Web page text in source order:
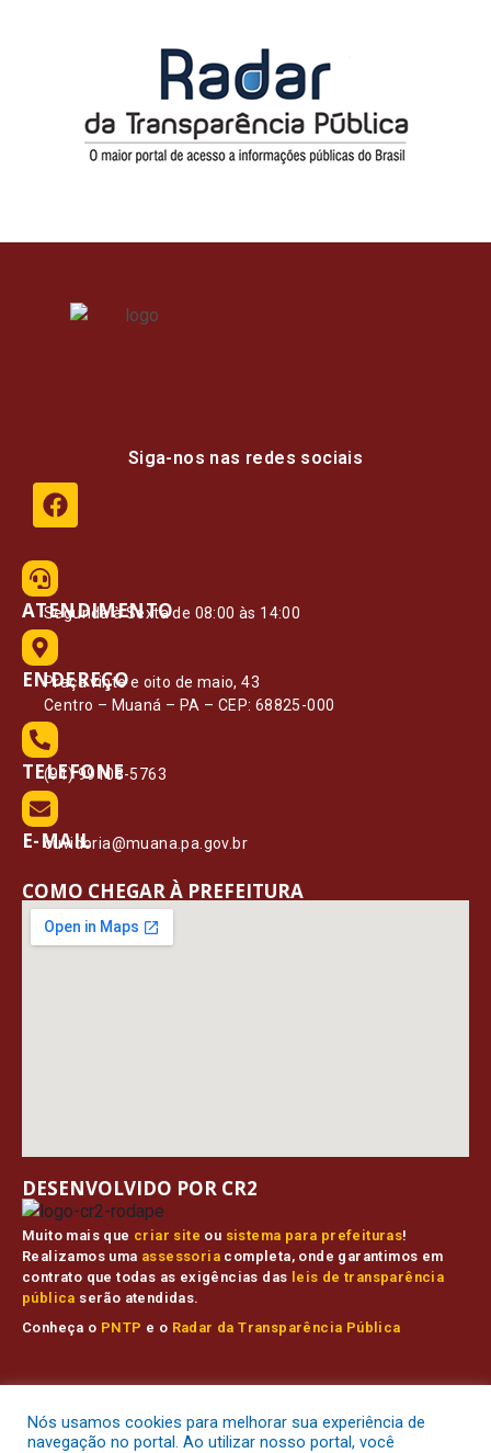
Siga-nos nas redes sociais
ATENDIMENTO
Segunda à Sexta de 08:00 às 14:00
ENDEREÇO
Praça vinte e oito de maio, 43
Centro – Muaná – PA – CEP: 68825-000
TELEFONE
(91) 99108-5763
E-MAIL
ouvidoria@muana.pa.gov.br
COMO CHEGAR À PREFEITURA
Muito mais que criar site ou sistema para prefeituras!
Realizamos uma assessoria completa, onde garantimos em
contrato que todas as exigências das leis de transparência
pública serão atendidas.
Conheça o PNTP e o Radar da Transparência Pública
DESENVOLVIDO POR CR2
Todos os direitos reservados aPrefeitura Municipal de Muaná.
Mapa do SiteAcessar Área AdministrativaAcessar o Webmail
Nós usamos cookies para melhorar sua experiência de
navegação no portal. Ao utilizar nosso portal, você